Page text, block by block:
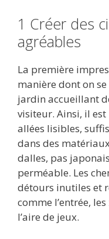
1 Créer des
agréables
La première
manière dont on se
jardin accueillant
visiteur. Ainsi, il
allées lisibles,
dans des
dalles, pas
perméable. Les
détours inutiles et
comme l’entrée,
l’aire de jeux.